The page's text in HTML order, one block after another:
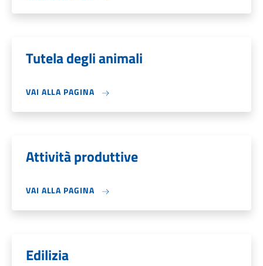
Tutela degli animali
VAI ALLA PAGINA
Attività produttive
VAI ALLA PAGINA
Edilizia